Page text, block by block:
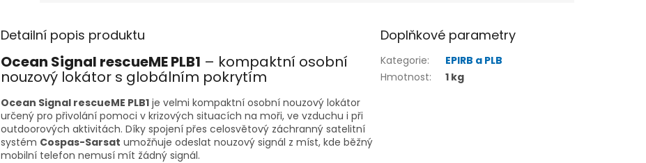
Detailní popis produktu
Ocean Signal rescueME PLB1 – kompaktní osobní
nouzový lokátor s globálním pokrytím
Ocean Signal rescueME PLB1 je velmi kompaktní osobní nouzový lokátor
určený pro přivolání pomoci v krizových situacích na moři, ve vzduchu i při
outdoorových aktivitách. Díky spojení přes celosvětový záchranný satelitní
systém Cospas-Sarsat umožňuje odeslat nouzový signál z míst, kde běžný
mobilní telefon nemusí mít žádný signál.
Doplňkové parametry
Kategorie:
EPIRB a PLB
Hmotnost: 1 kg